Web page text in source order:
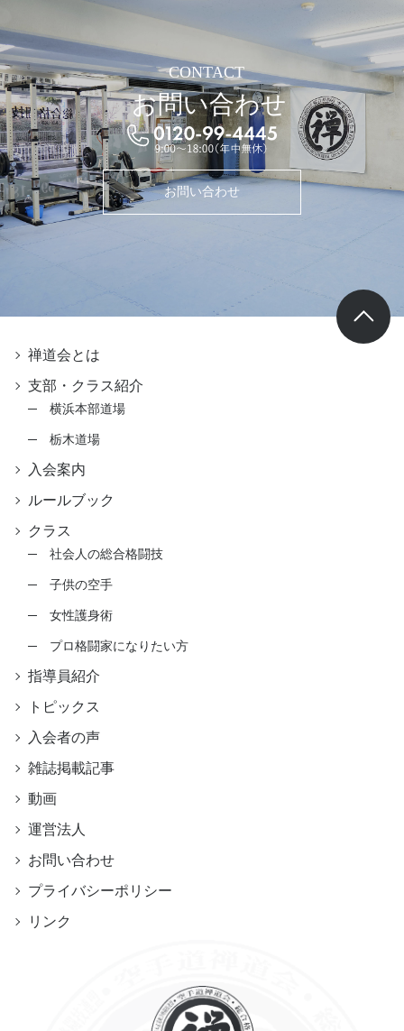
CONTACT
お問い合わせ
お問い合わせ
禅道会とは
支部・クラス紹介
横浜本部道場
栃木道場
入会案内
ルールブック
クラス
社会人の総合格闘技
子供の空手
女性護身術
プロ格闘家になりたい方
指導員紹介
トピックス
入会者の声
雑誌掲載記事
動画
運営法人
お問い合わせ
プライバシーポリシー
リンク